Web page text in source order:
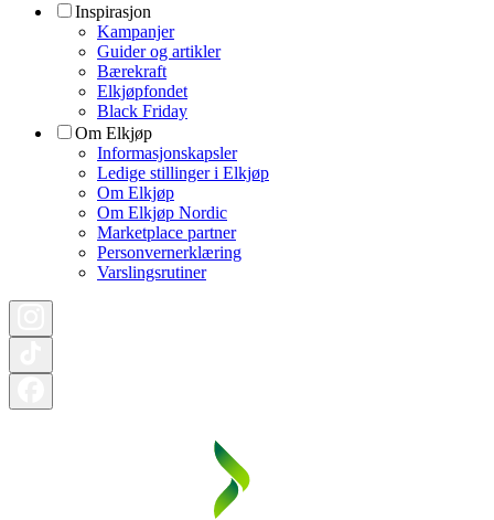
Inspirasjon
Kampanjer
Guider og artikler
Bærekraft
Elkjøpfondet
Black Friday
Om Elkjøp
Informasjonskapsler
Ledige stillinger i Elkjøp
Om Elkjøp
Om Elkjøp Nordic
Marketplace partner
Personvernerklæring
Varslingsrutiner